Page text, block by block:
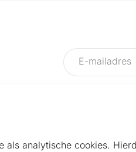
als analytische cookies.